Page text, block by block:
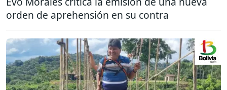
orden de aprehensión en su contra